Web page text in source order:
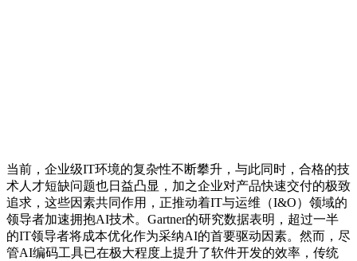
当前，企业级IT环境的复杂性不断攀升，与此同时，合格的技
术人才短缺问题也日益凸显，加之企业对产品快速交付的极致
追求，这些因素共同作用，正推动着IT与运维（I&O）领域的
领导者加速拥抱AI技术。Gartner的研究数据表明，超过一半
的IT领导者将成本优化作为采纳AI的首要驱动因素。然而，尽
管AI编码工具已在极大程度上提升了软件开发的效率，传统